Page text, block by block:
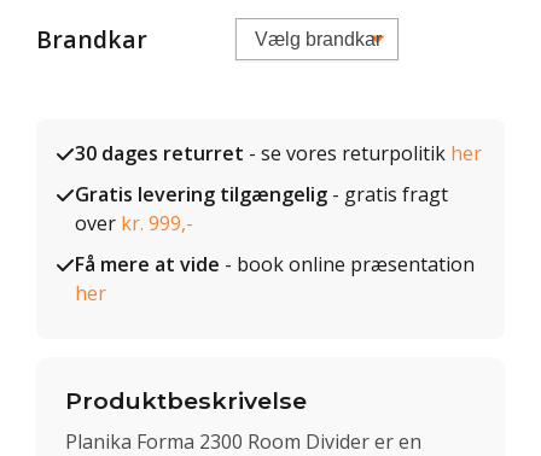
Brandkar
30 dages returret - se vores returpolitik her
Gratis levering tilgængelig - gratis fragt
over kr. 999,-
Få mere at vide - book online præsentation
her
Produktbeskrivelse
Planika Forma 2300 Room Divider er en